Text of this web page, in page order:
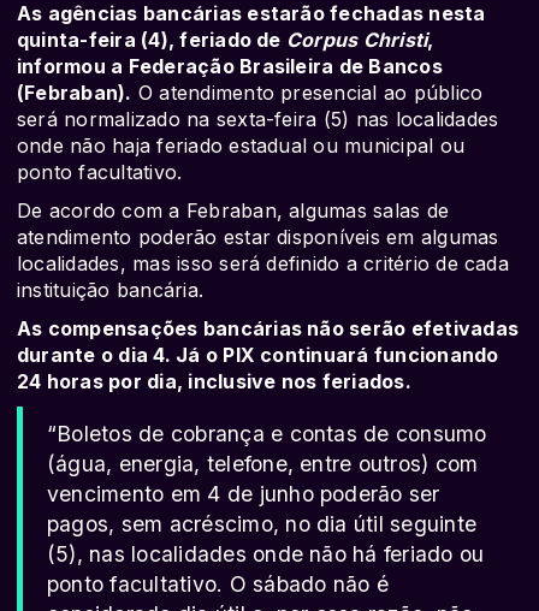
As agências bancárias estarão fechadas nesta
quinta-feira (4), feriado de Corpus Christi,
informou a Federação Brasileira de Bancos
(Febraban). O atendimento presencial ao público
será normalizado na sexta-feira (5) nas localidades
onde não haja feriado estadual ou municipal ou
ponto facultativo.
De acordo com a Febraban, algumas salas de
atendimento poderão estar disponíveis em algumas
localidades, mas isso será definido a critério de cada
instituição bancária.
As compensações bancárias não serão efetivadas
durante o dia 4. Já o PIX continuará funcionando
24 horas por dia, inclusive nos feriados.
“Boletos de cobrança e contas de consumo
(água, energia, telefone, entre outros) com
vencimento em 4 de junho poderão ser
pagos, sem acréscimo, no dia útil seguinte
(5), nas localidades onde não há feriado ou
ponto facultativo. O sábado não é